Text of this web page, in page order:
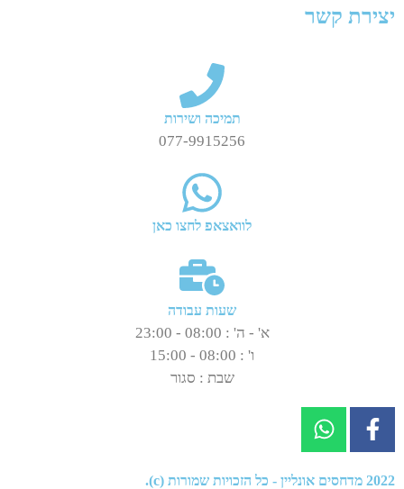
יצירת קשר
תמיכה ושירות
077-9915256
לוואצאפ לחצו כאן
שעות עבודה
א' - ה' : 08:00 - 23:00
ו' : 08:00 - 15:00
שבת : סגור
2022 מדחסים אונליין - כל הזכויות שמורות (c).